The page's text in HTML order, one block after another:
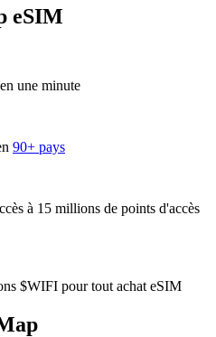
eSIM
une minute
90+ pays
à 15 millions de points d'accès
$WIFI pour tout achat eSIM